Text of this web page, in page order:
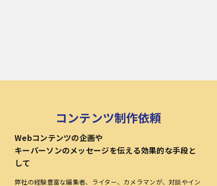
コンテンツ制作依頼
Webコンテンツの企画や
キーパーソンのメッセージを伝える効果的な手段と
して
弊社の経験豊富な編集者、ライター、カメラマンが、対談やイン